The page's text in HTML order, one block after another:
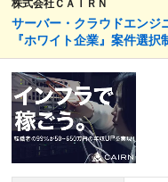
株式会社ＣＡＩＲＮ
サーバー・クラウドエンジ
『ホワイト企業』案件選択